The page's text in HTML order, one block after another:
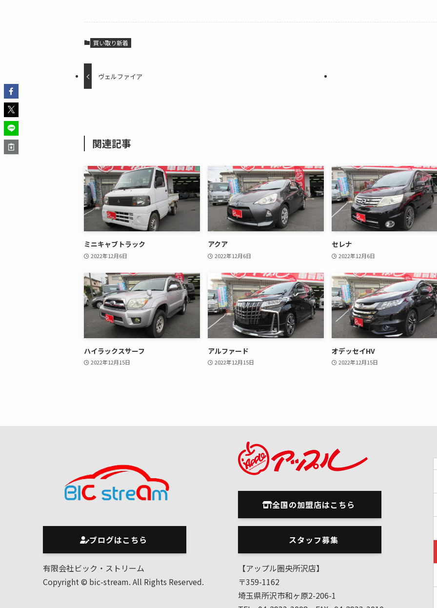
買い取り新着
ヴェルファイア
関連記事
ミニキャブトラック
2022年12月6日
アクア
2022年12月6日
セレナ
2022年12月6日
ハイラックスサーフ
2022年12月15日
アルファード
2022年12月15日
オデッセイHV
2022年12月15日
ブログはこちら
有限会社ビック・ストリーム
Copyright © bic-stream. All Rights Reserved.
全国の加盟店はこちら
スタッフ募集
【アップル圏央所沢店】
〒359-1162
埼玉県所沢市和ヶ原2-206-1